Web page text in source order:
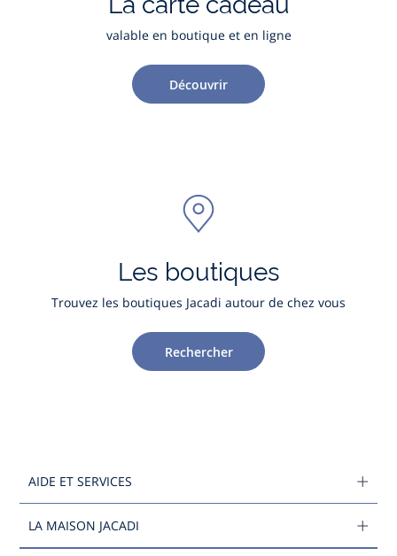
valable en boutique et en ligne
Découvrir
Les boutiques
Trouvez les boutiques Jacadi autour de chez vous
Rechercher
AIDE ET SERVICES
LA MAISON JACADI